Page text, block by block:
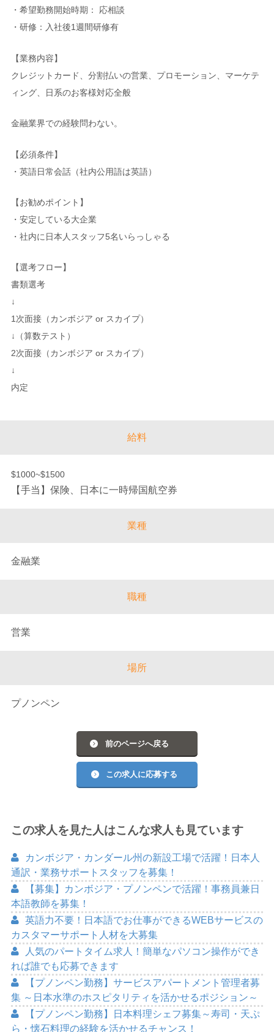
・希望勤務開始時期： 応相談
・研修：入社後1週間研修有
【業務内容】
クレジットカード、分割払いの営業、プロモーション、マーケテ
ィング、日系のお客様対応全般
金融業界での経験問わない。
【必須条件】
・英語日常会話（社内公用語は英語）
【お勧めポイント】
・安定している大企業
・社内に日本人スタッフ5名いらっしゃる
【選考フロー】
書類選考
↓
1次面接（カンボジア or スカイプ）
↓（算数テスト）
2次面接（カンボジア or スカイプ）
↓
内定
給料
$1000~$1500
【手当】保険、日本に一時帰国航空券
業種
金融業
職種
営業
場所
プノンペン
前のページへ戻る
この求人に応募する
この求人を見た人はこんな求人も見ています
カンボジア・カンダール州の新設工場で活躍！日本人
通訳・業務サポートスタッフを募集！
【募集】カンボジア・プノンペンで活躍！事務員兼日
本語教師を募集！
英語力不要！日本語でお仕事ができるWEBサービスの
カスタマーサポート人材を大募集
人気のパートタイム求人！簡単なパソコン操作ができ
れば誰でも応募できます
【プノンペン勤務】サービスアパートメント管理者募
集 ～日本水準のホスピタリティを活かせるポジション～
【プノンペン勤務】日本料理シェフ募集～寿司・天ぷ
ら・懐石料理の経験を活かせるチャンス！